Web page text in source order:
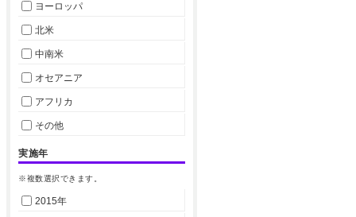
ヨーロッパ
北米
中南米
オセアニア
アフリカ
その他
実施年
※複数選択できます。
2015年